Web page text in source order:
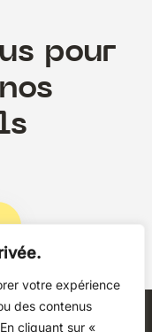
votre expérience
des contenus
cliquant sur «
pour
de confidentialité